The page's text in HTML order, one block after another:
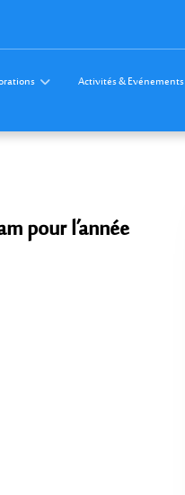
Activités & Evénements
pour l’année